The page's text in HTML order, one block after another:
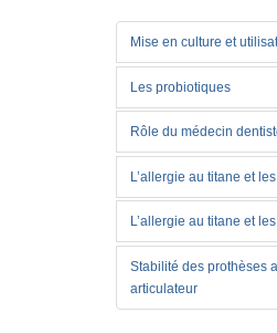
Mise en culture et
Les probiotiques
Rôle du médecin
L’allergie au titane et
L’allergie au titane et
Stabilité des prothèses
articulateur